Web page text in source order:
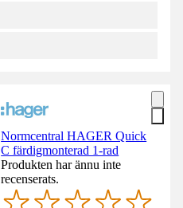
Normcentral HAGER Quick
C färdigmonterad 1-rad
Produkten har ännu inte
recenserats.